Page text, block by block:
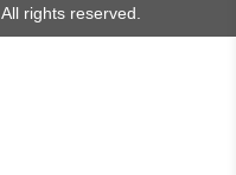
rights reserved.